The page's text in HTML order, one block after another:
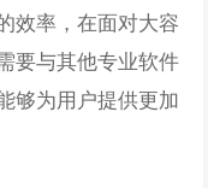
效率，在面对大容
要与其他专业软件
够为用户提供更加